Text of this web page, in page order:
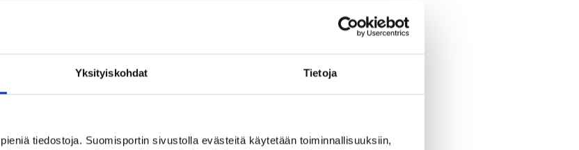
Yksityiskohdat Tietoja
tiedostoja. Suomisportin sivustolla evästeitä käytetään toiminnallisuuksiin,